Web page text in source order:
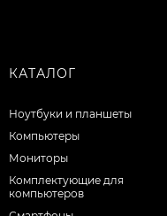
КАТАЛОГ
Ноутбуки и планшеты
Компьютеры
Мониторы
Комплектующие для
компьютеров